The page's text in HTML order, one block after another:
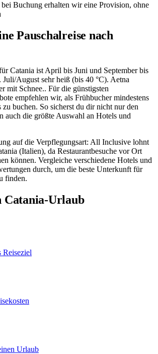
Buchung erhalten wir eine Provision, ohne
Pauschalreise nach
Catania ist April bis Juni und September bis
August sehr heiß (bis 40 °C). Aetna
mit Schnee.. Für die günstigsten
empfehlen wir, als Frühbucher mindestens
buchen. So sicherst du dir nicht nur den
auch die größte Auswahl an Hotels und
auf die Verpflegungsart: All Inclusive lohnt
(Italien), da Restaurantbesuche vor Ort
können. Vergleiche verschiedene Hotels und
durch, um die beste Unterkunft für
finden.
Catania-Urlaub
Reiseziel
Urlaub